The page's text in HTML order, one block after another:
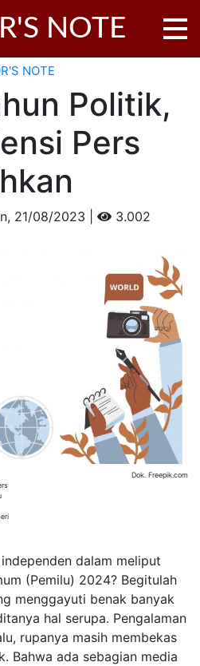
NOTE
NOTE
Politik,
Pers
21/08/2023 | 3.002
Dok. Freepik.com
dalam meliput
(Pemilu) 2024? Begitulah
menggayuti benak banyak
hal serupa. Pengalaman
rupanya masih membekas
Bahwa ada sebagian media